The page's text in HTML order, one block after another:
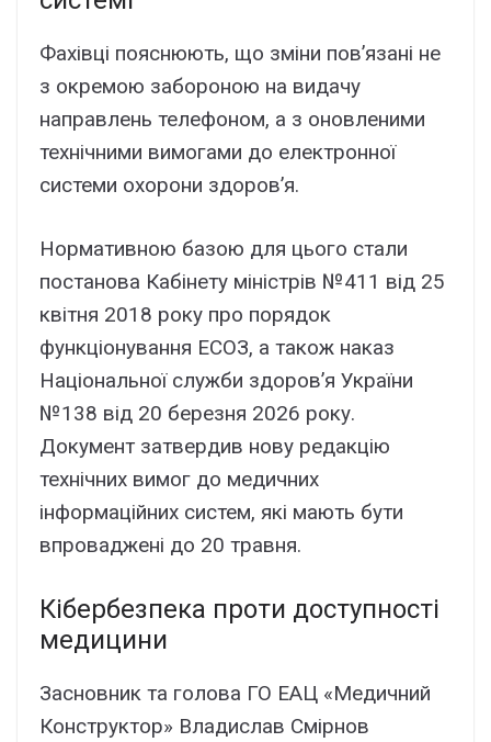
Фахівці пояснюють, що зміни пов’язані не
з окремою забороною на видачу
направлень телефоном, а з оновленими
технічними вимогами до електронної
системи охорони здоров’я.
Нормативною базою для цього стали
постанова Кабінету міністрів №411 від 25
квітня 2018 року про порядок
функціонування ЕСОЗ, а також наказ
Національної служби здоров’я України
№138 від 20 березня 2026 року.
Документ затвердив нову редакцію
технічних вимог до медичних
інформаційних систем, які мають бути
впроваджені до 20 травня.
Кібербезпека проти доступності
медицини
Засновник та голова ГО ЕАЦ «Медичний
Конструктор» Владислав Смірнов